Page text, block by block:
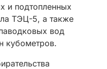
и подтопленных
ТЭЦ-5, а также
вод
кубометров.